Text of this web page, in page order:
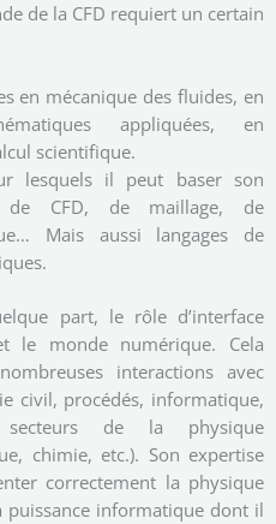
de la CFD requiert un certain
en mécanique des fluides, en
appliquées, en
scientifique.
lesquels il peut baser son
de CFD, de maillage, de
Mais aussi langages de
part, le rôle d’interface
le monde numérique. Cela
interactions avec
civil, procédés, informatique,
de la physique
chimie, etc.). Son expertise
correctement la physique
puissance informatique dont il